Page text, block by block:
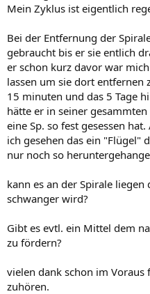
Mein Zyklus ist eigentlich
Bei der Entfernung der
gebraucht bis er sie entlich
er schon kurz davor war
lassen um sie dort entfernen
15 minuten und das 5 Tage
hätte er in seiner
eine Sp. so fest gesessen
ich gesehen das ein "Flügel"
nur noch so
kann es an der Spirale
schwanger wird?
Gibt es evtl. ein Mittel dem
zu fördern?
vielen dank schon im
zuhören.